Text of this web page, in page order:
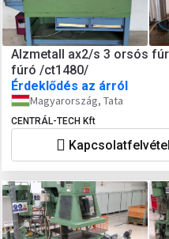
Alzmetall ax2/s 3 orsós
fúró /ct1480/
Érdeklődés az árról
Magyarország, Tata
CENTRÁL-TECH Kft